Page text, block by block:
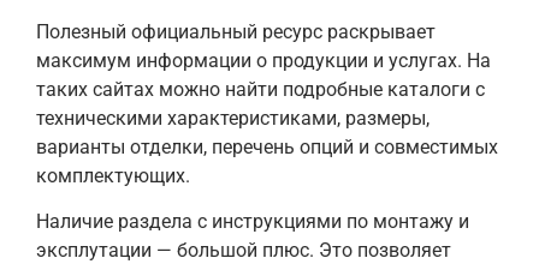
Полезный официальный ресурс раскрывает
максимум информации о продукции и услугах. На
таких сайтах можно найти подробные каталоги с
техническими характеристиками, размеры,
варианты отделки, перечень опций и совместимых
комплектующих.
Наличие раздела с инструкциями по монтажу и
эксплутации — большой плюс. Это позволяет